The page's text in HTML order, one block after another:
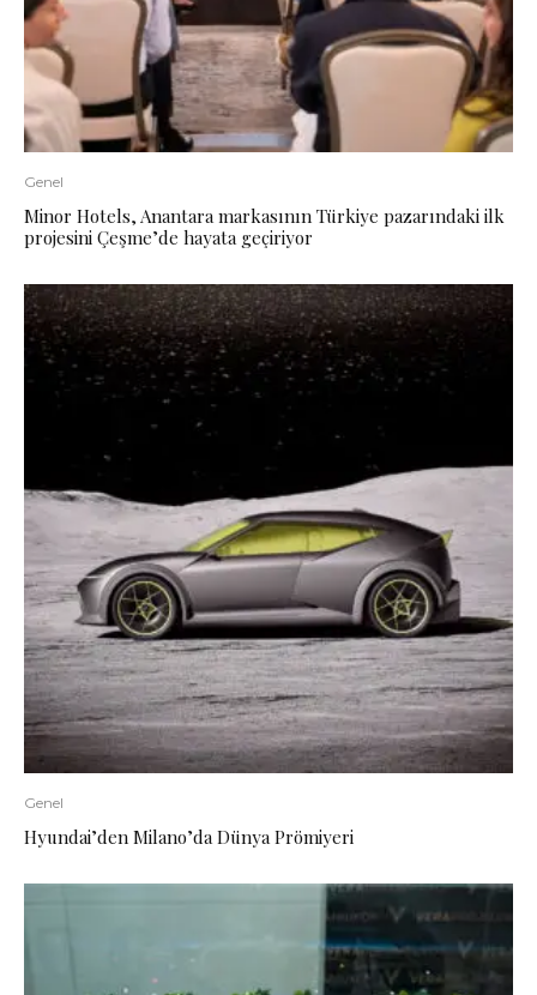
Genel
Minor Hotels, Anantara markasının Türkiye pazarındaki ilk
projesini Çeşme’de hayata geçiriyor
Genel
Hyundai’den Milano’da Dünya Prömiyeri